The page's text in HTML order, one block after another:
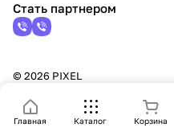
Главная Каталог Корзина
Стать партнером
© 2026 PIXEL